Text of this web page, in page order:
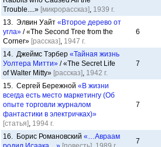
Trouble....» [микрорассказ], 1939 г.
13. Элвин Уайт «Второе дерево от
угла» / «The Second Tree from the
Corner» [рассказ], 1947 г.
6
14. Джеймс Тэрбер «Тайная жизнь
Уолтера Митти» / «The Secret Life
of Walter Mitty» [рассказ], 1942 г.
7
15. Сергей Бережной «В жизни
всегда есть место маркетингу (Об
опыте торговли журналом
фантастики в электричках)»
[статья], 1994 г.
7
16. Борис Романовский «…Авраам
7